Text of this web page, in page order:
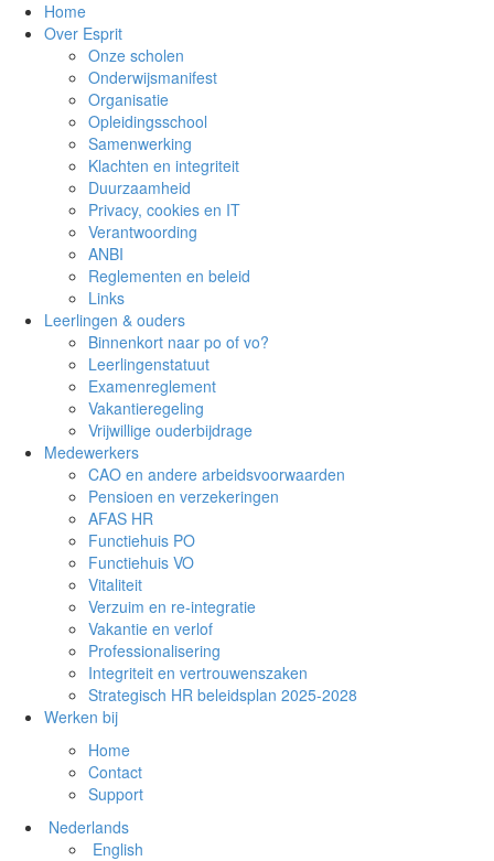
Home
Over Esprit
Onze scholen
Onderwijsmanifest
Organisatie
Opleidingsschool
Samenwerking
Klachten en integriteit
Duurzaamheid
Privacy, cookies en IT
Verantwoording
ANBI
Reglementen en beleid
Links
Leerlingen & ouders
Binnenkort naar po of vo?
Leerlingenstatuut
Examenreglement
Vakantieregeling
Vrijwillige ouderbijdrage
Medewerkers
CAO en andere arbeidsvoorwaarden
Pensioen en verzekeringen
AFAS HR
Functiehuis PO
Functiehuis VO
Vitaliteit
Verzuim en re-integratie
Vakantie en verlof
Professionalisering
Integriteit en vertrouwenszaken
Strategisch HR beleidsplan 2025-2028
Werken bij
Home
Contact
Support
Nederlands
English